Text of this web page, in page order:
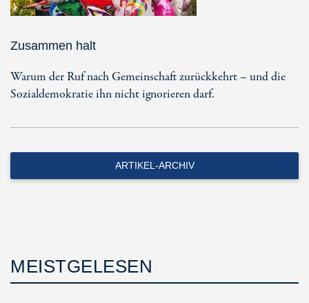
Zusammen halt
Warum der Ruf nach Gemeinschaft zurückkehrt – und die
Sozialdemokratie ihn nicht ignorieren darf.
ARTIKEL-ARCHIV
MEISTGELESEN